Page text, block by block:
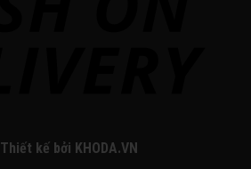
Thiết kế bởi KHODA.VN